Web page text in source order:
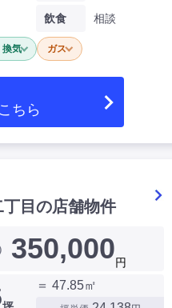
飲食 相談
換気 ガス
ちら
目の店舗物件
350,000円
＝ 47.85㎡